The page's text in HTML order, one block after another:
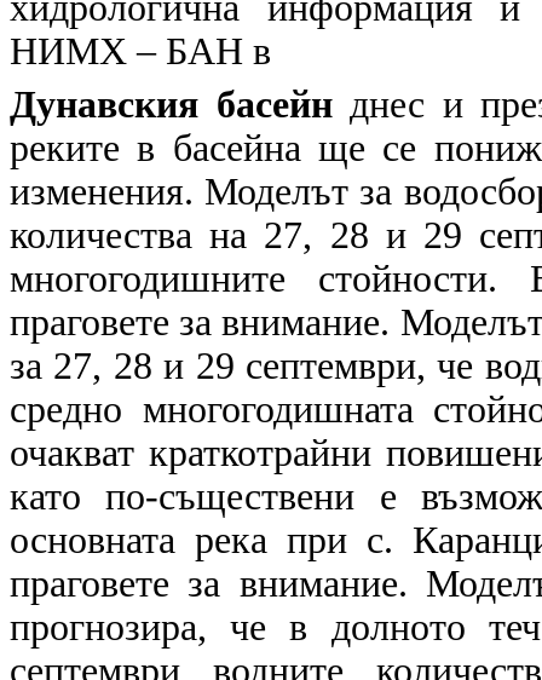
НИМХ – БАН в
Дунавския басейнднес и
реките в басейна ще се
изменения. Моделът за
количества на 27, 28 и 29
многогодишните
праговете за внимание.
за 27, 28 и 29 септември, че
средно многогодишната
очакват краткотрайни
като по-съществени е
основната река при с.
праговете за внимание.
прогнозира, че в долното
септември водните